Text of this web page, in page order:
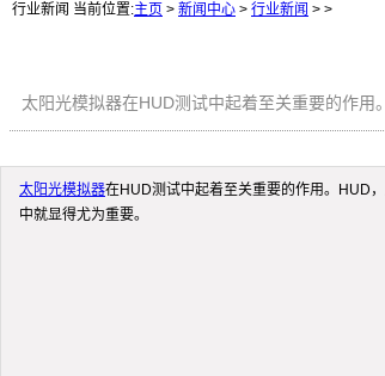
行业新闻 当前位置:主页 > 新闻中心 > 行业新闻 > >
太阳光模拟器在HUD测试中起着至关重要的作
太阳光模拟器在HUD测试中起着至关重要的作用。HUD
中就显得尤为重要。